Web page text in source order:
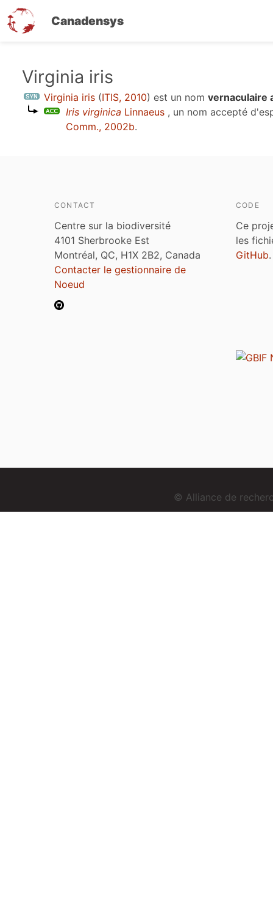
Canadensys
contenu
principal
Virginia iris
Virginia iris (ITIS, 2010) est un nom vernaculaire
Iris virginica Linnaeus , un nom accepté
Comm., 2002b.
CONTACT
Centre sur la biodiversité
4101 Sherbrooke Est
Montréal, QC, H1X 2B2, Canada
Contacter le gestionnaire de
Noeud
CODE
Ce
les
GitHub.
© Alliance de